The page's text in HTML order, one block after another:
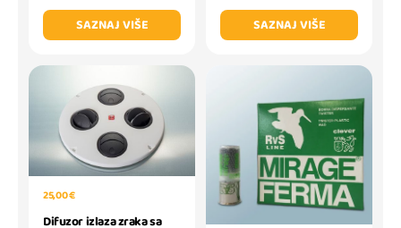
SAZNAJ VIŠE
SAZNAJ VIŠE
25,00 €
Difuzor izlaza zraka sa